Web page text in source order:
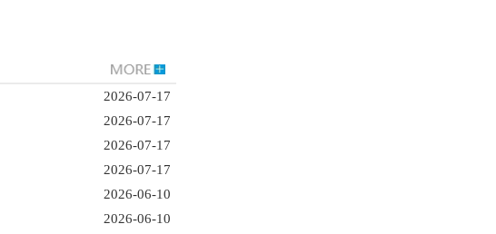
2026-07-17
2026-07-17
2026-07-17
2026-07-17
2026-06-10
2026-06-10